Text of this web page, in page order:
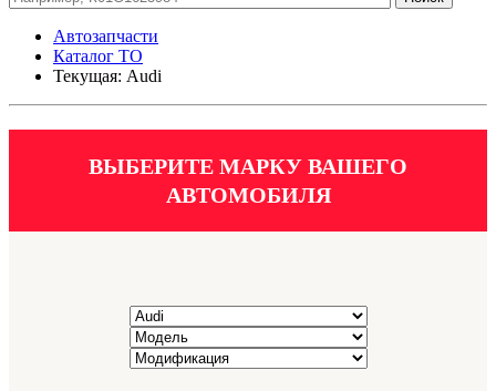
Автозапчасти
Каталог ТО
Текущая: Audi
ВЫБЕРИТЕ МАРКУ ВАШЕГО
АВТОМОБИЛЯ